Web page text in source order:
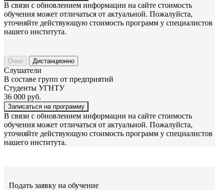
В связи с обновлением информации на сайте стоимость
обучения может отличаться от актуальной. Пожалуйста,
уточняйте действующую стоимость программ у специалистов
нашего института.
Очно Дистанционно
Слушатели
В составе групп от предприятий
Студенты УГНТУ
36 000 руб.
Записаться на программу
В связи с обновлением информации на сайте стоимость
обучения может отличаться от актуальной. Пожалуйста,
уточняйте действующую стоимость программ у специалистов
нашего института.
Подать заявку на обучение